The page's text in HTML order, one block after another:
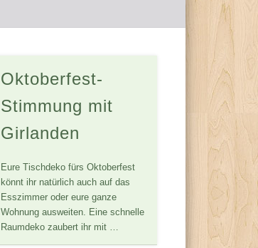
Oktoberfest-
Stimmung mit
Girlanden
Eure Tischdeko fürs Oktoberfest
könnt ihr natürlich auch auf das
Esszimmer oder eure ganze
Wohnung ausweiten. Eine schnelle
Raumdeko zaubert ihr mit …